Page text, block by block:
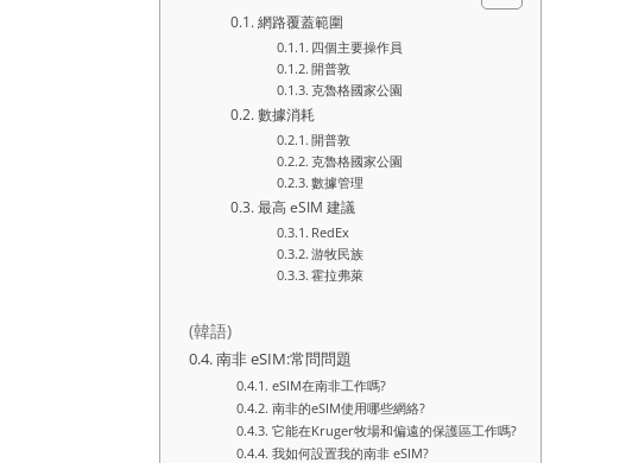
網路覆蓋範圍
四個主要操作員
開普敦
克魯格國家公園
數據消耗
開普敦
克魯格國家公園
數據管理
最高 eSIM 建議
RedEx
游牧民族
霍拉弗萊
(韓語)
南非 eSIM:常問問題
eSIM在南非工作嗎?
南非的eSIM使用哪些網絡?
它能在Kruger牧場和偏遠的保護區工作嗎?
我如何設置我的南非 eSIM?